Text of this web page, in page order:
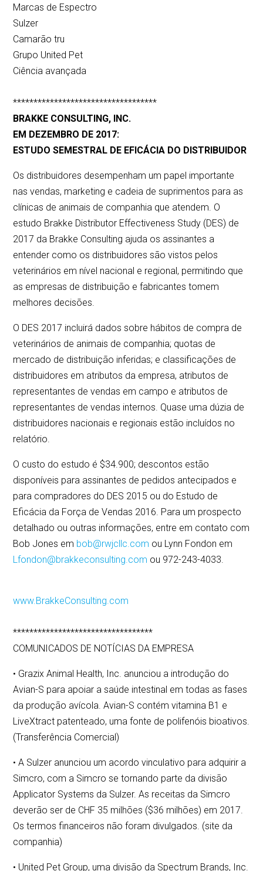
Marcas de Espectro
Sulzer
Camarão tru
Grupo United Pet
Ciência avançada
***********************************
BRAKKE CONSULTING, INC.
EM DEZEMBRO DE 2017:
ESTUDO SEMESTRAL DE EFICÁCIA DO DISTRIBUIDOR
Os distribuidores desempenham um papel importante
nas vendas, marketing e cadeia de suprimentos para as
clínicas de animais de companhia que atendem. O
estudo Brakke Distributor Effectiveness Study (DES) de
2017 da Brakke Consulting ajuda os assinantes a
entender como os distribuidores são vistos pelos
veterinários em nível nacional e regional, permitindo que
as empresas de distribuição e fabricantes tomem
melhores decisões.
O DES 2017 incluirá dados sobre hábitos de compra de
veterinários de animais de companhia; quotas de
mercado de distribuição inferidas; e classificações de
distribuidores em atributos da empresa, atributos de
representantes de vendas em campo e atributos de
representantes de vendas internos. Quase uma dúzia de
distribuidores nacionais e regionais estão incluídos no
relatório.
O custo do estudo é $34.900; descontos estão
disponíveis para assinantes de pedidos antecipados e
para compradores do DES 2015 ou do Estudo de
Eficácia da Força de Vendas 2016. Para um prospecto
detalhado ou outras informações, entre em contato com
Bob Jones em bob@rwjcllc.com ou Lynn Fondon em
Lfondon@brakkeconsulting.com ou 972-243-4033.
www.BrakkeConsulting.com
**********************************
COMUNICADOS DE NOTÍCIAS DA EMPRESA
• Grazix Animal Health, Inc. anunciou a introdução do
Avian-S para apoiar a saúde intestinal em todas as fases
da produção avícola. Avian-S contém vitamina B1 e
LiveXtract patenteado, uma fonte de polifenóis bioativos.
(Transferência Comercial)
• A Sulzer anunciou um acordo vinculativo para adquirir a
Simcro, com a Simcro se tornando parte da divisão
Applicator Systems da Sulzer. As receitas da Simcro
deverão ser de CHF 35 milhões ($36 milhões) em 2017.
Os termos financeiros não foram divulgados. (site da
companhia)
• United Pet Group, uma divisão da Spectrum Brands, Inc.